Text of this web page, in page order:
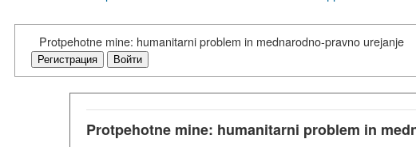
Protpehotne mine: humanitarni problem in mednarodno-pravno urejanje
Регистрация Войти
Protpehotne mine: humanitarni problem in